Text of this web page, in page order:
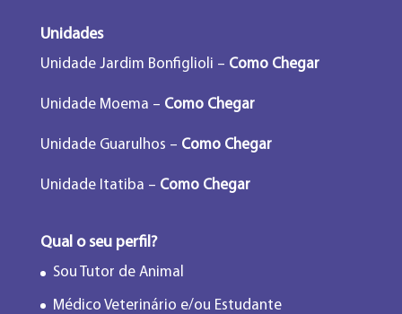
Unidades
Unidade Jardim Bonfiglioli – Como Chegar
Unidade Moema – Como Chegar
Unidade Guarulhos – Como Chegar
Unidade Itatiba – Como Chegar
Qual o seu perfil?
Sou Tutor de Animal
Médico Veterinário e/ou Estudante